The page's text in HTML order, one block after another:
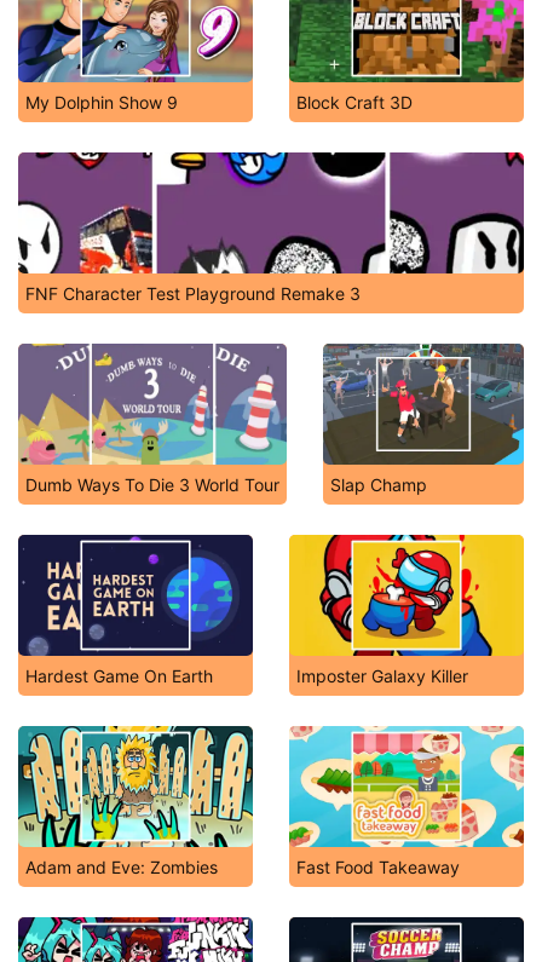
My Dolphin Show 9 Block Craft 3D
FNF Character Test Playground Remake 3
Dumb Ways To Die 3 World Tour Slap Champ
Hardest Game On Earth Imposter Galaxy Killer
Adam and Eve: Zombies Fast Food Takeaway